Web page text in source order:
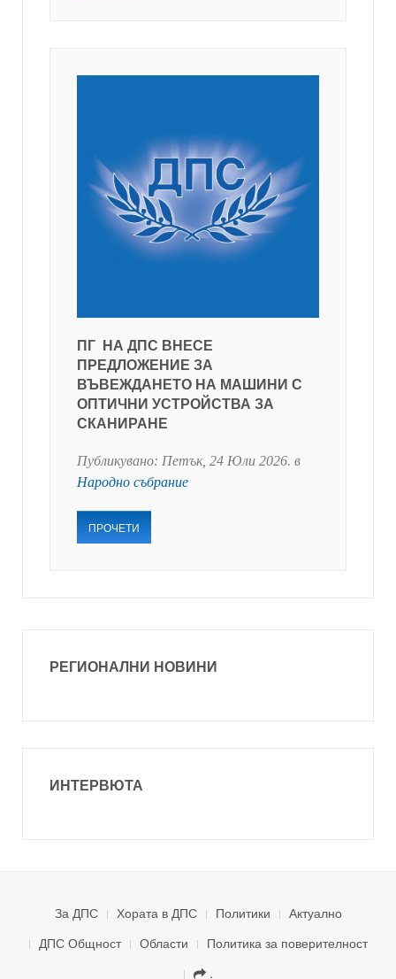
ПГ НА ДПС ВНЕСЕ
ПРЕДЛОЖЕНИЕ ЗА
ВЪВЕЖДАНЕТО НА МАШИНИ С
ОПТИЧНИ УСТРОЙСТВА ЗА
СКАНИРАНЕ
Публикувано: Петък, 24 Юли 2026. в
Народно събрание
ПРОЧЕТИ
РЕГИОНАЛНИ НОВИНИ
ИНТЕРВЮТА
За ДПС Хората в ДПС Политики
Актуално
ДПС Общност
Области
Политика за поверителност
.